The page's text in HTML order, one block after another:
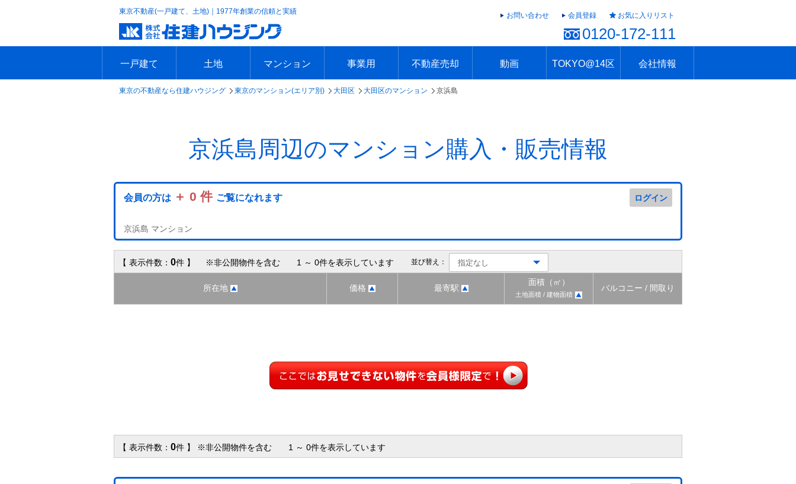
東京不動産(一戸建て、土地)｜1977年創業の信頼と実績
お問い合わせ 会員登録 お気に入りリスト
0120-172-111
一戸建て
エリアで探す
沿線で探す
新築一戸建て
中古一戸建て
本日の新着物件
今週の新着物件
土地
エリアで探す
沿線で探す
本日の新着物件
今週の新着物件
マンション
エリアで探す
沿線で探す
本日の新着物件
今週の新着物件
事業用
エリアで探す
沿線で探す
本日の新着物件
今週の新着物件
不動産売却
不動産売却トップ
簡単無料査定
不動産売却の流れ
不動産売却 Q&A
海外からの不動産売買
動画 TOKYO@14区 会社情報
東京の不動産なら住建ハウジング 東京のマンション(エリア別) 大田区 大田区のマンション 京浜島
京浜島周辺のマンション購入・販売情報
会員の方は ＋ 0 件 ご覧になれます ログイン
京浜島 マンション
【 表示件数： 0件 】 ※非公開物件を含む 1 ～ 0件を表示しています 並び替え：
所在地 価格 最寄駅
面積（㎡）
土地面積 / 建物面積
バルコニー / 間取り
【 表示件数： 0件 】 ※非公開物件を含む 1 ～ 0件を表示しています